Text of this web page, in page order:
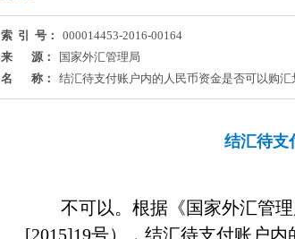
索 引 号： 000014453-2016-00164
来 源：
国家外汇管理局
名 称：
结汇待支付账户内的人民币资金是否可以购汇
结汇待支
不可以。根据《国家外汇管
[2015]19号）， 结汇待支付账户内